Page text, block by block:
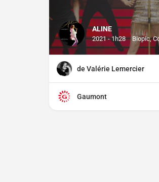
ALINE
2021 - 1h28 Biopic,
de Valérie Lemercier
Gaumont